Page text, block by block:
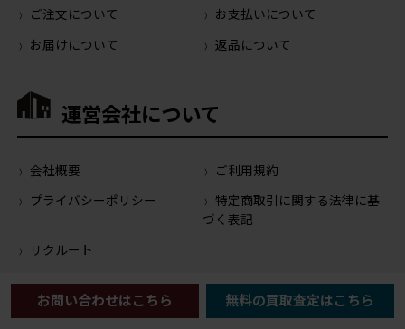
ご注文について
お支払いについて
お届けについて
返品について
運営会社について
会社概要
ご利用規約
プライバシーポリシー
特定商取引に関する法律に基
づく表記
リクルート
公式SNS
お問い合わせはこちら 無料の買取査定はこちら